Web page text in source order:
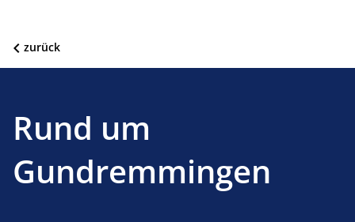
zurück
Rund um
Gundremmingen